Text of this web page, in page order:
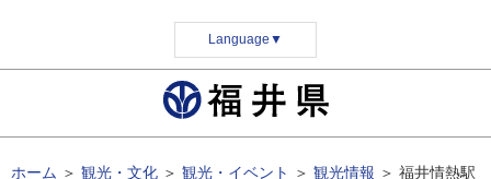
Language ▼
ホーム ＞ 観光・文化 ＞ 観光・イベント ＞ 観光情報 ＞ 福井情熱駅